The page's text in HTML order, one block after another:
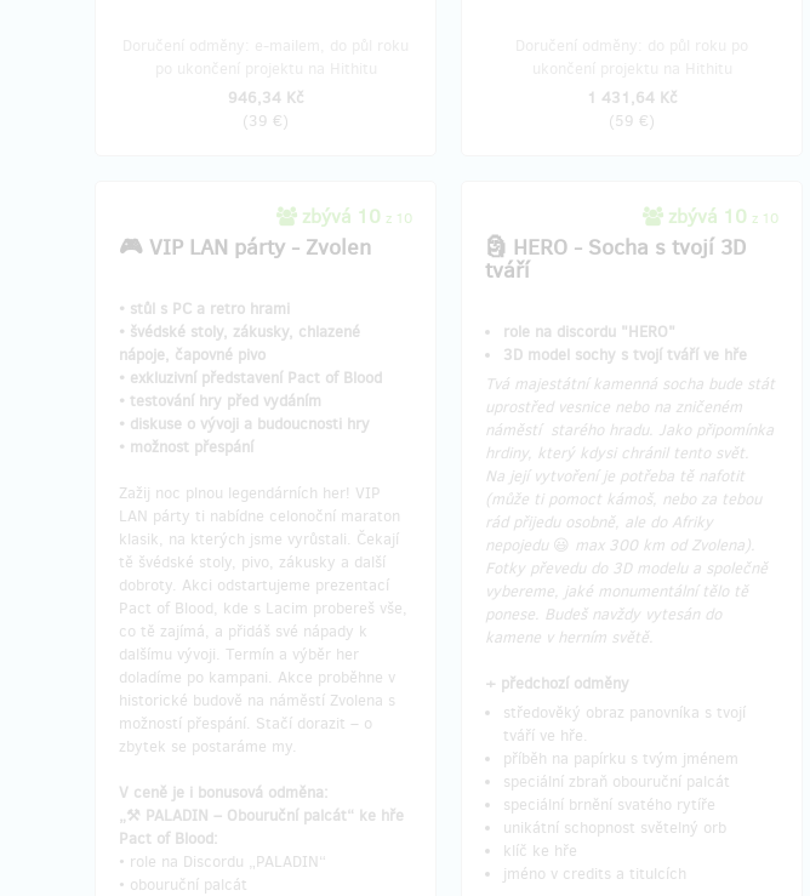
946,34 Kč
(39 €)
1 431,64 Kč
(59 €)
zbývá 10 z 10
🎮 VIP LAN párty - Zvolen
• stůl s PC a retro hrami
• švédské stoly, zákusky, chlazené
nápoje, čapovné pivo
• exkluzivní představení Pact of Blood
• testování hry před vydáním
• diskuse o vývoji a budoucnosti hry
• možnost přespání
Zažij noc plnou legendárních her! VIP
LAN párty ti nabídne celonoční maraton
klasik, na kterých jsme vyrůstali. Čekají
tě švédské stoly, pivo, zákusky a další
dobroty. Akci odstartujeme prezentací
Pact of Blood, kde s Lacim probereš vše,
co tě zajímá, a přidáš své nápady k
dalšímu vývoji. Termín a výběr her
doladíme po kampani. Akce proběhne v
historické budově na náměstí Zvolena s
možností přespání. Stačí dorazit – o
zbytek se postaráme my.
V ceně je i bonusová odměna:
„⚒️ PALADIN – Obouruční palcát“ ke hře
Pact of Blood:
• role na Discordu „PALADIN“
• obouruční palcát
zbývá 10 z 10
🗿 HERO - Socha s tvojí 3D
tváří
role na discordu "HERO"
3D model sochy s tvojí tváří ve hře
​Tvá majestátní kamenná socha bude stát
uprostřed vesnice nebo na zničeném
náměstí starého hradu. Jako připomínka
hrdiny, který kdysi chránil tento svět.
Na její vytvoření je potřeba tě nafotit
(může ti pomoct kámoš, nebo za tebou
rád přijedu osobně, ale do Afriky
nepojedu 😃 max 300 km od Zvolena).
Fotky převedu do 3D modelu a společně
vybereme, jaké monumentální tělo tě
ponese. Budeš navždy vytesán do
kamene v herním světě.
+ předchozí odměny
středověký obraz panovníka s tvojí
tváří ve hře.
příběh na papírku s tvým jménem
speciální zbraň obouruční palcát
speciální brnění svatého rytíře
unikátní schopnost světelný orb
klíč ke hře
jméno v credits a titulcích